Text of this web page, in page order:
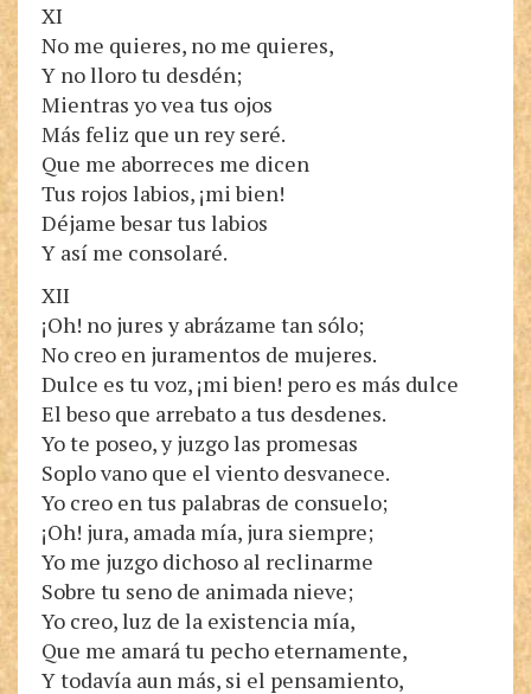
XI
No me quieres, no me quieres,
Y no lloro tu desdén;
Mientras yo vea tus ojos
Más feliz que un rey seré.
Que me aborreces me dicen
Tus rojos labios, ¡mi bien!
Déjame besar tus labios
Y así me consolaré.
XII
¡Oh! no jures y abrázame tan sólo;
No creo en juramentos de mujeres.
Dulce es tu voz, ¡mi bien! pero es más dulce
El beso que arrebato a tus desdenes.
Yo te poseo, y juzgo las promesas
Soplo vano que el viento desvanece.
Yo creo en tus palabras de consuelo;
¡Oh! jura, amada mía, jura siempre;
Yo me juzgo dichoso al reclinarme
Sobre tu seno de animada nieve;
Yo creo, luz de la existencia mía,
Que me amará tu pecho eternamente,
Y todavía aun más, si el pensamiento,